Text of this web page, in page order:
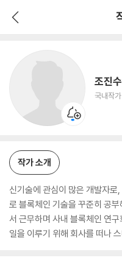
조진수
국내작가
어학/교육/학
작가 소개
신기술에 관심이 많은 개발자
로 블록체인 기술을 꾸준히 공
서 근무하며 사내 블록체인 연
일을 이루기 위해 회사를 떠나